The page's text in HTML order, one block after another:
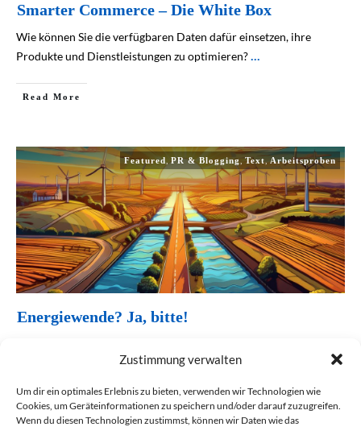
Zustimmung verwalten
Um dir ein optimales Erlebnis zu bieten, verwenden wir Technologien wie
Cookies, um Geräteinformationen zu speichern und/oder darauf zuzugreifen.
Wenn du diesen Technologien zustimmst, können wir Daten wie das
Smarter Commerce – Die White Box
Wie können Sie die verfügbaren Daten dafür einsetzen, ihre
Produkte und Dienstleistungen zu optimieren? ...
Read More
Featured PR & Blogging Text ,Arbeitsproben
Energiewende? Ja, bitte!
Emsland und Neckarwestheim 2 sind...
Read More